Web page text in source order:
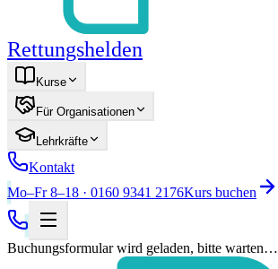
Rettungshelden
Kurse
Für Organisationen
Lehrkräfte
Kontakt
Mo–Fr 8–18 · 0160 9341 2176Kurs buchen
Buchungsformular wird geladen, bitte warten…